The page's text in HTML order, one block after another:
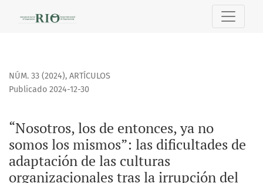
“Nosotros, los de entonces, ya no somos los mismos”:
NÚM. 33 (2024), ARTÍCULOS
“Nosotros, los de entonces, ya no
somos los mismos”: las dificultades de
adaptación de las culturas
organizacionales tras la irrupción del
Publicado 2024-12-30